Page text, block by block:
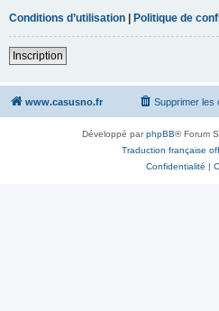
Conditions d’utilisation | Politique de
Inscription
www.casusno.fr Supprimer les
Développé parphpBB® Forum
Traduction française
Confidentialité |